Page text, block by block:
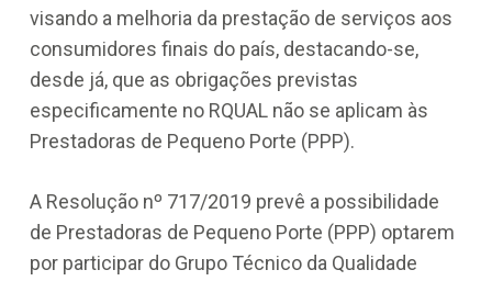
visando a melhoria da prestação de serviços aos
consumidores finais do país, destacando-se,
desde já, que as obrigações previstas
especificamente no RQUAL não se aplicam às
Prestadoras de Pequeno Porte (PPP).
A Resolução nº 717/2019 prevê a possibilidade
de Prestadoras de Pequeno Porte (PPP) optarem
por participar do Grupo Técnico da Qualidade